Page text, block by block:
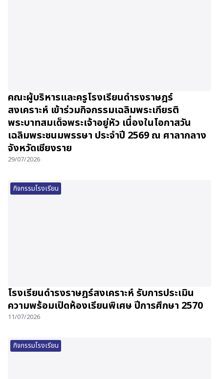
คณะผู้บริหารและครูโรงเรียนดำรงราษฎร์
สงเคราะห์ เข้าร่วมกิจกรรมเฉลิมพระเกียรติ
พระบาทสมเด็จพระเจ้าอยู่หัว เนื่องในโอกาสวัน
เฉลิมพระชนมพรรษา ประจำปี 2569 ณ ศาลากลาง
จังหวัดเชียงราย
29/07/2026
กิจกรรมโรงเรียน
โรงเรียนดำรงราษฎร์สงเคราะห์ รับการประเมิน
ความพร้อมเปิดห้องเรียนพิเศษ ปีการศึกษา 2570
11/07/2026
กิจกรรมโรงเรียน